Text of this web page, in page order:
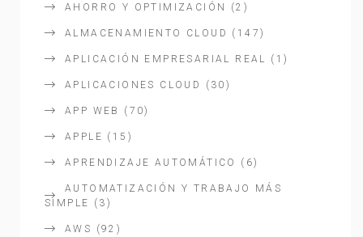
AHORRO Y OPTIMIZACIÓN (2)
ALMACENAMIENTO CLOUD (147)
APLICACIÓN EMPRESARIAL REAL (1)
APLICACIONES CLOUD (30)
APP WEB (70)
APPLE (15)
APRENDIZAJE AUTOMÁTICO (6)
AUTOMATIZACIÓN Y TRABAJO MÁS
SIMPLE
(3)
AWS (92)